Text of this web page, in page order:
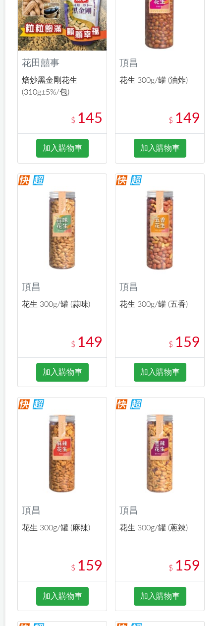
花田囍事
焙炒黑金剛花生
(310g±5%/包)
$ 145
加入購物車
頂昌
花生 300g/罐 (油炸)
$ 149
加入購物車
頂昌
花生 300g/罐 (蒜味)
$ 149
加入購物車
頂昌
花生 300g/罐 (五香)
$ 159
加入購物車
頂昌
花生 300g/罐 (麻辣)
$ 159
加入購物車
頂昌
花生 300g/罐 (蔥辣)
$ 159
加入購物車